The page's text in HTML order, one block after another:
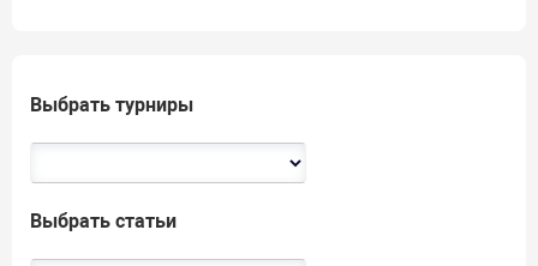
Выбрать турниры
Выбрать статьи